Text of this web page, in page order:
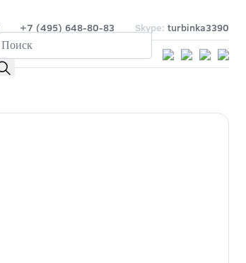
+7 (495) 648-80-83 Skype: turbinka3390